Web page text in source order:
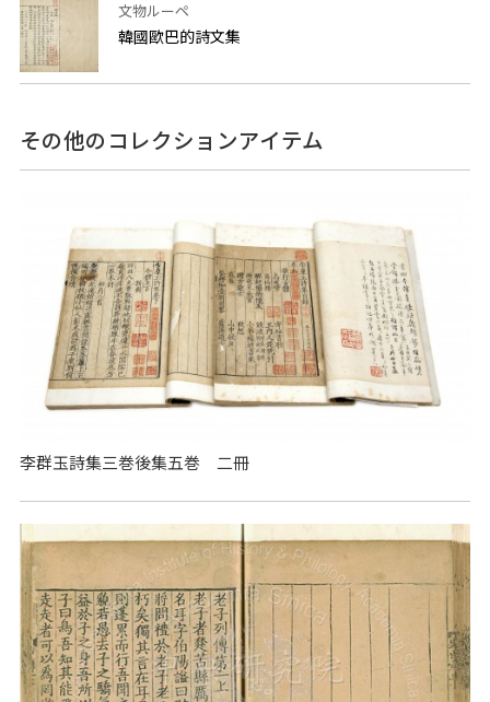
文物ルーペ
韓國歐巴的詩文集
その他のコレクションアイテム
李群玉詩集三巻後集五巻 二冊